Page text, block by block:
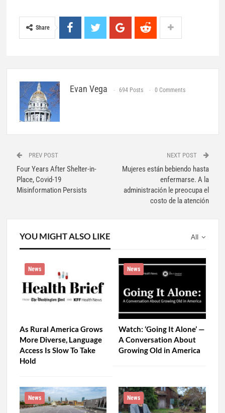
Share
Evan Vega 694 Posts 0 Comments
PREV POST
Four Years After Shelter-in-
Place, Covid-19
Misinformation Persists
NEXT POST
Mujeres están bebiendo hasta
enfermarse. A la
administración le preocupa el
costo de la atención
All
YOU MIGHT ALSO LIKE
News
As Rural America Grows
More Diverse, Language
Access Is Slow To Take
Hold
News
Watch: ‘Going It Alone’ —
A Conversation About
Growing Old in America
News News